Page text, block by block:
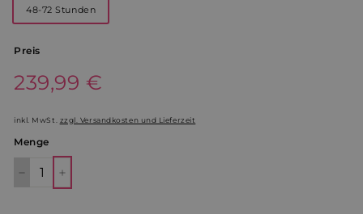
48-72 Stunden
Preis
Normaler
Preis
239,99 €
€
inkl. MwSt. zzgl. Versandkosten und Lieferzeit
Menge